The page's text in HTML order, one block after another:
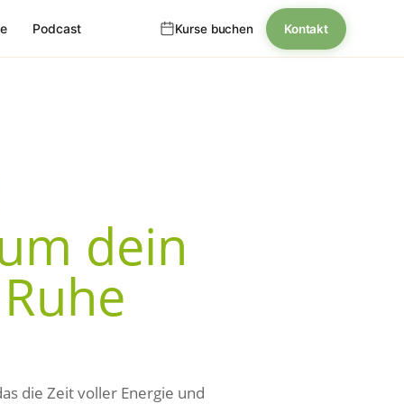
dein
die Zeit voller Energie und
Podcast Kurse buchen Kontakt